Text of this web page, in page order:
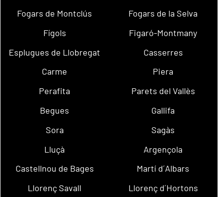
Fogars de Montclús
Fogars de la Selva
Fígols
Figaró-Montmany
Esplugues de Llobregat
Casserres
Carme
Piera
Perafita
Parets del Vallès
Begues
Gallifa
Sora
Sagàs
Lluçà
Argençola
Castellnou de Bages
Martí d´Albars
Llorenç Savall
Llorenç d´Hortons